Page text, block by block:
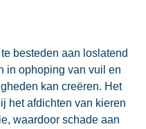
besteden aan loslatend
in ophoping van vuil en
kan creëren. Het
het afdichten van kieren
waardoor schade aan